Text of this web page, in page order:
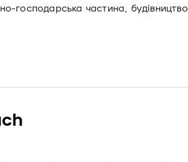
господарська частина, будівництво